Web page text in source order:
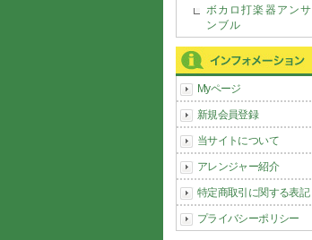
ボカロ打楽器アンサ
ンブル
Myページ
新規会員登録
当サイトについて
アレンジャー紹介
特定商取引に関する表記
プライバシーポリシー